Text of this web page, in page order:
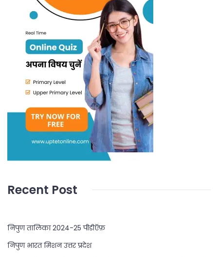
Recent Post
निपुण तालिका 2024-25 पीडीऍफ़
निपुण भारत मिशन उत्तर प्रदेश